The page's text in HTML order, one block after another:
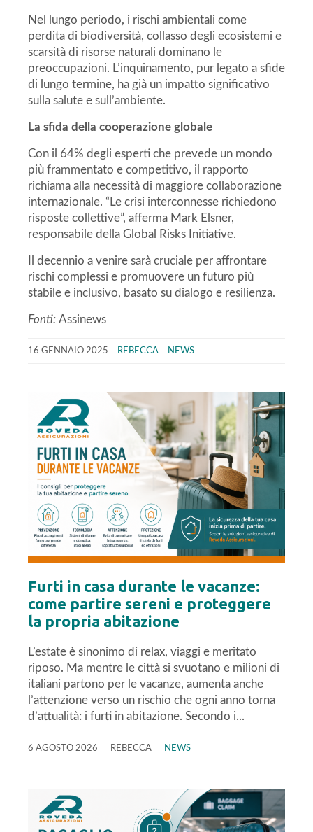
Nel lungo periodo, i rischi ambientali come
perdita di biodiversità, collasso degli ecosistemi e
scarsità di risorse naturali dominano le
preoccupazioni. L’inquinamento, pur legato a sfide
di lungo termine, ha già un impatto significativo
sulla salute e sull’ambiente.
La sfida della cooperazione globale
Con il 64% degli esperti che prevede un mondo
più frammentato e competitivo, il rapporto
richiama alla necessità di maggiore collaborazione
internazionale. “Le crisi interconnesse richiedono
risposte collettive”, afferma Mark Elsner,
responsabile della Global Risks Initiative.
Il decennio a venire sarà cruciale per affrontare
rischi complessi e promuovere un futuro più
stabile e inclusivo, basato su dialogo e resilienza.
Fonti: Assinews
16 GENNAIO 2025 REBECCA NEWS
Furti in casa durante le vacanze:
come partire sereni e proteggere
la propria abitazione
L’estate è sinonimo di relax, viaggi e meritato
riposo. Ma mentre le città si svuotano e milioni di
italiani partono per le vacanze, aumenta anche
l’attenzione verso un rischio che ogni anno torna
d’attualità: i furti in abitazione. Secondo i...
6 AGOSTO 2026 REBECCA NEWS